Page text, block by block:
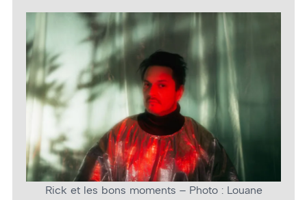
Rick et les bons moments – Photo : Louane